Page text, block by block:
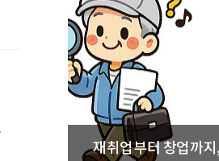
재취업부터 창업까